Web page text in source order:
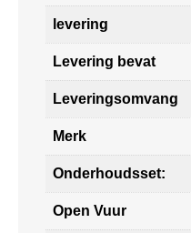
levering
Levering bevat
Leveringsomvang
Merk
Onderhoudsset:
Open Vuur